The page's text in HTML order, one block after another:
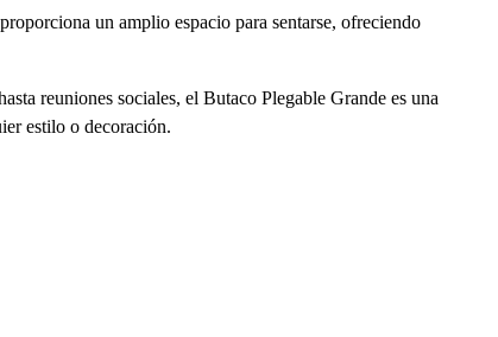
un amplio espacio para sentarse, ofreciendo
reuniones sociales, el Butaco Plegable Grande es una
estilo o decoración.